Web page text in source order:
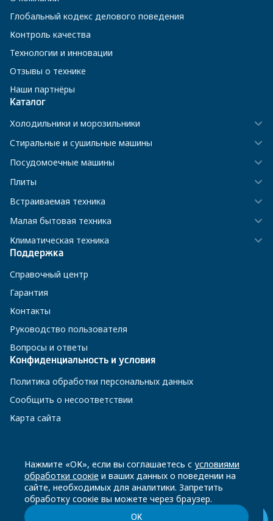
Глобальный кодекс делового поведения
Контроль качества
Технологии и инновации
Отзывы о технике
Наши партнёры
Каталог
Холодильники и морозильники
Стиральные и сушильные машины
Посудомоечные машины
Плиты
Встраиваемая техника
Малая бытовая техника
Климатическая техника
Поддержка
Справочный центр
Гарантия
Контакты
Руководство пользователя
Вопросы и ответы
Конфиденциальность и условия
Политика обработки персональных данных
Сообщить о несоответствии
Карта сайта
8 800 200-23-56
Чат-бот в Телеграм
Нажмите «ОК», если вы соглашаетесь с условиями
обработки соокіе и ваших данных о поведении на
сайте, необходимых для аналитики. Запретить
обработку соокіе вы можете через браузер.
ОК